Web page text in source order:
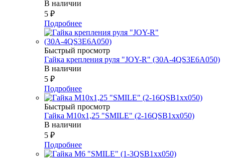
В наличии
5 ₽
Подробнее
Быстрый просмотр
Гайка крепления руля "JOY-R" (30А-4QS3E6A050)
В наличии
5 ₽
Подробнее
Быстрый просмотр
Гайка М10х1,25 "SMILE" (2-16QSB1xx050)
В наличии
5 ₽
Подробнее